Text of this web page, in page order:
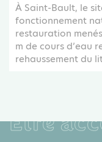
À Saint-Bault, le
fonctionnement
restauration
m de cours d’eau
rehaussement du
Être